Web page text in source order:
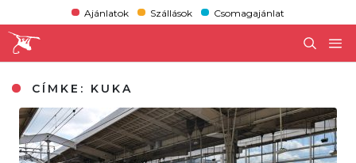
Ajánlatok Szállások Csomagajánlat
CÍMKE: KUKA